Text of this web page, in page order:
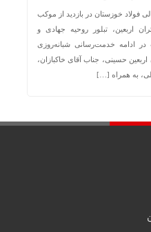
فولاد خوزستان در بازدید از موکب
اربعین، تبلور روحیه جهادی و
ادامه خدمت‌رسانی شبانه‌روزی
حسینی، جناب آقای خاکبازان،
به همراه […]